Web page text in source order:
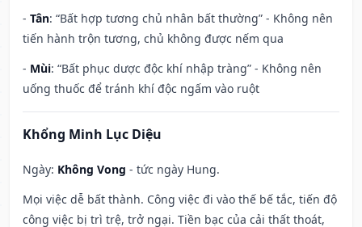
- Tân: “Bất hợp tương chủ nhân bất thường” - Không nên
tiến hành trộn tương, chủ không được nếm qua
- Mùi: “Bất phục dược độc khí nhập tràng” - Không nên
uống thuốc để tránh khí độc ngấm vào ruột
Khổng Minh Lục Diệu
Ngày: Không Vong - tức ngày Hung.
Mọi việc dễ bất thành. Công việc đi vào thế bế tắc, tiến độ
công việc bị trì trệ, trở ngại. Tiền bạc của cải thất thoát,